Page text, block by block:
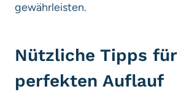
gewährleisten.
Nützliche Tipps für
perfekten Auflauf